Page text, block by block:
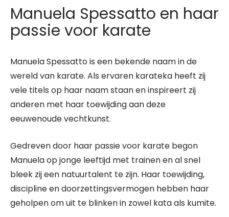
Manuela Spessatto en haar
passie voor karate
Manuela Spessatto is een bekende naam in de
wereld van karate. Als ervaren karateka heeft zij
vele titels op haar naam staan en inspireert zij
anderen met haar toewijding aan deze
eeuwenoude vechtkunst.
Gedreven door haar passie voor karate begon
Manuela op jonge leeftijd met trainen en al snel
bleek zij een natuurtalent te zijn. Haar toewijding,
discipline en doorzettingsvermogen hebben haar
geholpen om uit te blinken in zowel kata als kumite.